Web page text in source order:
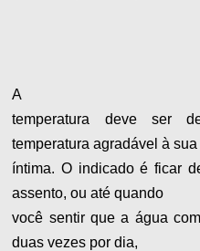
A
temperatura deve ser
temperatura agradável à
íntima. O indicado é ficar
assento, ou até quando
você sentir que a água
duas vezes por dia,